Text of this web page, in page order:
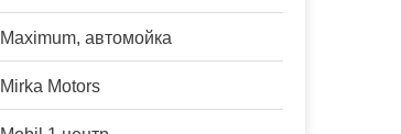
Maximum, автомойка
Mirka Motors